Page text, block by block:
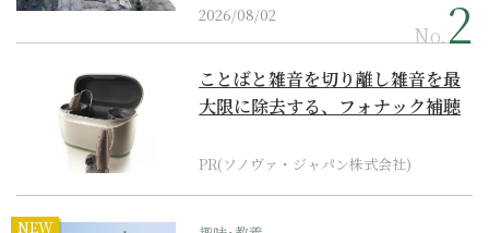
2026/08/02
No.
ことばと雑音を切り離し雑音を最
大限に除去する、フォナック補聴
PR(ソノヴァ・ジャパン株式会社)
NEW